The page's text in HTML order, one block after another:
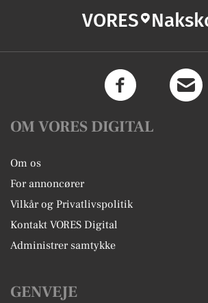
VORES
OM VORES DIGITAL
Om os
For annoncører
Vilkår og Privatlivspolitik
Kontakt VORES Digital
Administrer samtykke
GENVEJE